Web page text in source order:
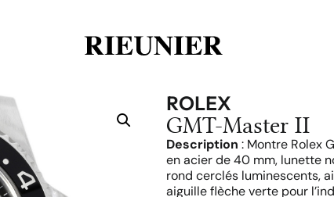
ROLEX
GMT-Master II
Description : Montre Rolex
en acier de 40 mm, lunette
rond cerclés luminescents,
aiguille flèche verte pour